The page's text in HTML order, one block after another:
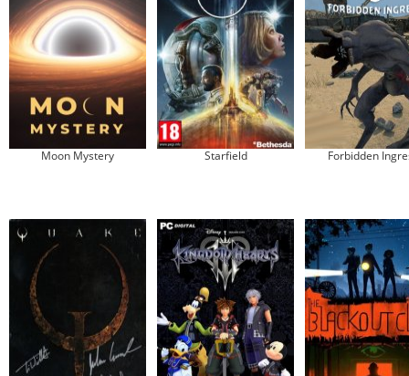
Moon Mystery Starfield Forbidden